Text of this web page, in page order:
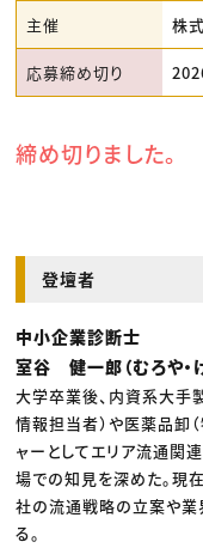
主催 株
応募締め切り
締め切りました。
登壇者
中小企業診断士
室谷 健一郎（むろや・
大学卒業後、内資系大手
情報担当者）や医薬品卸
ャーとしてエリア流通関
場での知見を深めた。現
社の流通戦略の立案や
る。